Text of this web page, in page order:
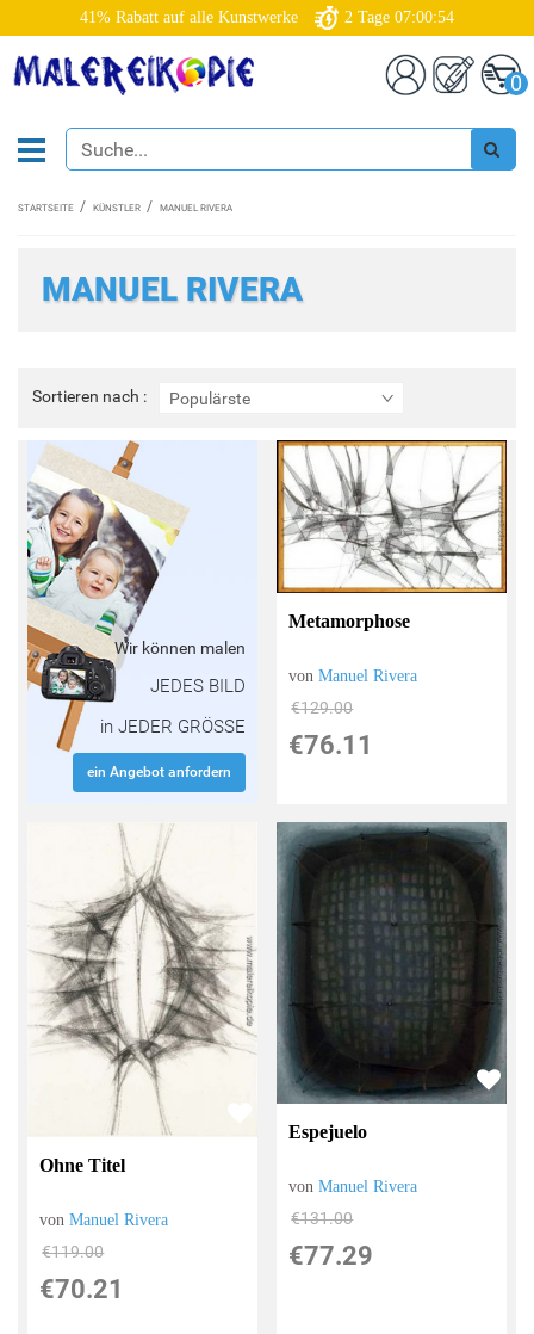
41% Rabatt auf alle Kunstwerke 2 Tage 07:00:53
0
STARTSEITE KÜNSTLER MANUEL RIVERA
MANUEL RIVERA
Sortieren nach : Populärste
Sortieren
nach
Wir können malen
JEDES BILD
in JEDER GRÖSSE
ein Angebot anfordern
Metamorphose
vonManuel Rivera
€129.00
€76.11
Ohne Titel
vonManuel Rivera
€119.00
€70.21
Espejuelo
vonManuel Rivera
€131.00
€77.29